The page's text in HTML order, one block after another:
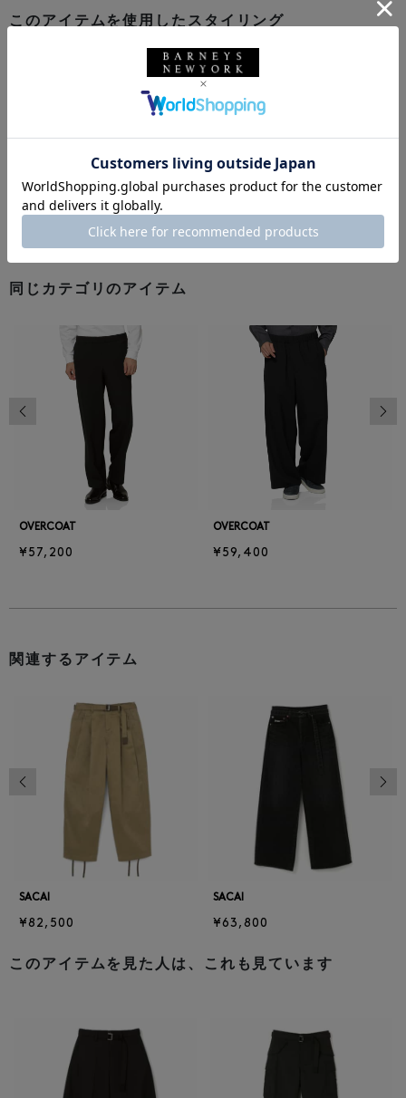
このアイテムを使用したスタイリング
同じカテゴリのアイテム
OVERCOAT
¥57,200
OVERCOAT
¥59,400
前の画像
関連するアイテム
SACAI
¥82,500
SACAI
¥63,800
前の画像
このアイテムを見た人は、これも見ています